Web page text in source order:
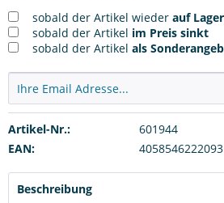
sobald der Artikel wieder auf Lager
sobald der Artikel im Preis sinkt
sobald der Artikel als
Artikel-Nr.:
601944
EAN:
4058546222093
Beschreibung